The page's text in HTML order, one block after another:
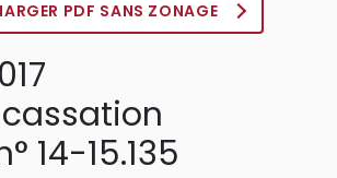
PDF SANS ZONAGE
14-15.135